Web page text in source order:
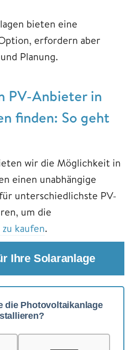
bieten eine
erfordern aber
Planung.
PV-Anbieter in
finden: So geht
wir die Möglichkeit in
einen unabhängige
unterschiedlichste PV-
um die
kaufen.